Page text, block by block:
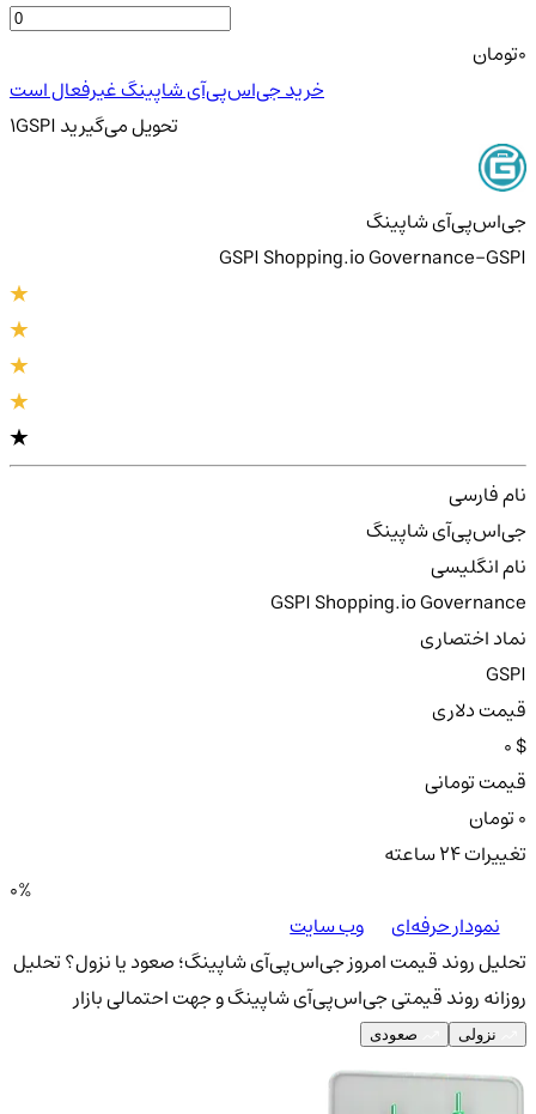
تومان
خرید جی‌اس‌پی‌آی شاپینگ غیرفعال است
1GSPI تحویلمی‌گیرید
جی‌اس‌پی‌آی شاپینگ
GSPI Shopping.io Governance-GSPI
نام فارسی
جی‌اس‌پی‌آی شاپینگ
نام انگلیسی
GSPI Shopping.io Governance
نماد اختصاری
GSPI
قیمت دلاری
0 $
قیمت تومانی
تغییرات ۲۴ ساعته
0%
نمودار حرفه‌ای
وب سایت
تحلیل روند قیمت امروز جی‌اس‌پی‌آی شاپینگ؛ صعود یا نزول؟تحلیل
روزانه روند قیمتی جی‌اس‌پی‌آی شاپینگ و جهت احتمالی بازار
نزولی صعودی